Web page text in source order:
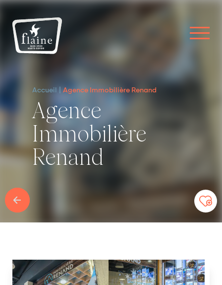
Accueil Agence Immobilière Renand
Agence
Immobilière
Renand